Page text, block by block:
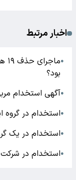
اخبار مرتبط
●
بود؟
●آگهی استخدام
●استخدام در گروه
●استخدام در یک
●استخدام در